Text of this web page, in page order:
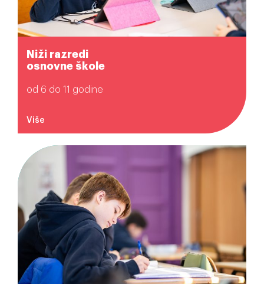
Niži razredi
osnovne škole
od 6 do 11 godine
Više